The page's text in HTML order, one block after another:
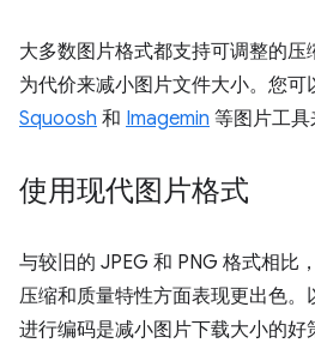
大多数图片格式都支持可调整的
为代价来减小图片文件大小。您可
Squoosh 和 Imagemin 等图片工具
使用现代图片格式
与较旧的 JPEG 和 PNG 格式相比
压缩和质量特性方面表现更出色
进行编码是减小图片下载大小的好